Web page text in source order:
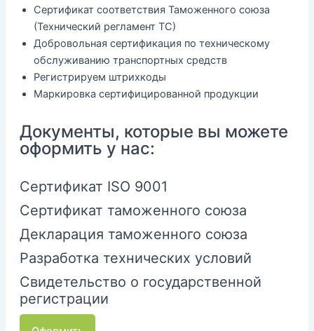
Сертификат соответствия Таможенного союза
(Технический регламент ТС)
Добровольная сертификация по техническому
обслуживанию транспортных средств
Регистрируем штрихкоды
Маркировка сертифицированной продукции
Документы, которые вы можете
оформить у нас:
Сертификат ISO 9001
Сертификат таможенного союза
Декларация таможенного союза
Разработка технических условий
Свидетельство о государственной
регистрации